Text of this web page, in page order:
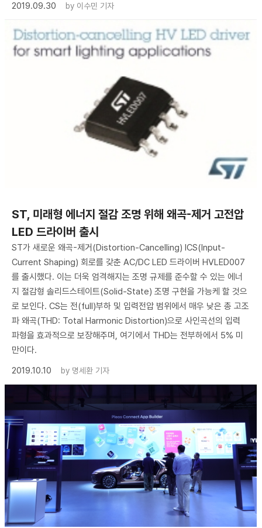
2019.09.30
by 이수민 기자
​ST, 미래형 에너지 절감 조명 위해 왜곡-제거 고전압
LED 드라이버 출시
ST가 새로운 왜곡-제거(Distortion-Cancelling) ICS(Input-
Current Shaping) 회로를 갖춘 AC/DC LED 드라이버 HVLED007
를 출시했다. 이는 더욱 엄격해지는 조명 규제를 준수할 수 있는 에너
지 절감형 솔리드스테이트(Solid-State) 조명 구현을 가능케 할 것으
로 보인다. CS는 전(full)부하 및 입력전압 범위에서 매우 낮은 총 고조
파 왜곡(THD: Total Harmonic Distortion)으로 사인곡선의 입력
파형을 효과적으로 보장해주며, 여기에서 THD는 전부하에서 5% 미
만이다.
2019.10.10
by 명세환 기자